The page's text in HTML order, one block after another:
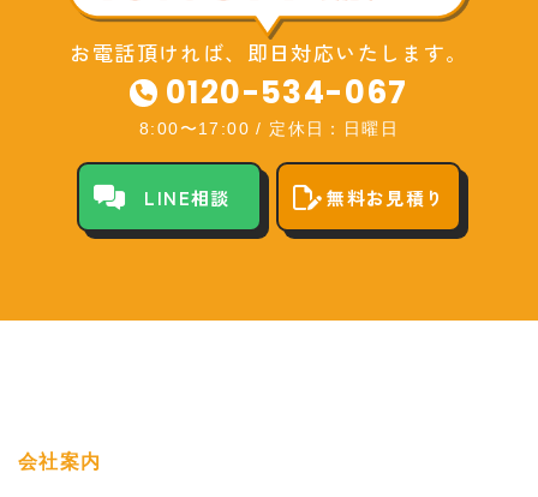
お電話頂ければ、即日対応いたします。
0120-534-067
8:00〜17:00 / 定休日：日曜日
LINE相談 無料お見積り
会社案内